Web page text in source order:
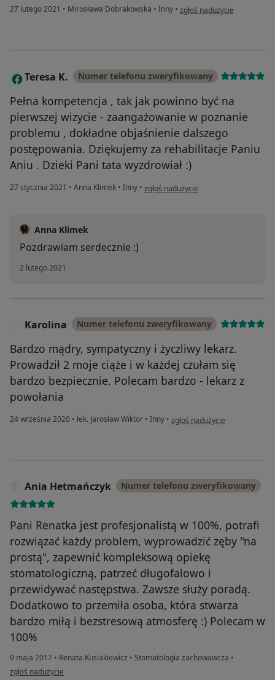
27 lutego 2021 • Mirosława Dobrakowska • Inny • w opinii użytkownika
zgłoś nadużycie
T Teresa K. Numer telefonu zweryfikowany
Pełna kompetencja , tak jak powinno być na
pierwszej wizycie - zaangażowanie w poznanie
problemu , dokładne objaśnienie dalszego
postępowania. Dziękujemy za rehabilitacje Paniu
Aniu . Dzieki Pani tata wyzdrowiał :)
27 stycznia 2021 • Anna Klimek • Inny • w opinii użytkownika Teresa K.
zgłoś nadużycie
Anna Klimek
Pozdrawiam serdecznie :)
2 lutego 2021
Karolina Numer telefonu zweryfikowany
Bardzo mądry, sympatyczny i życzliwy lekarz.
Prowadził 2 moje ciąże i w każdej czułam się
bardzo bezpiecznie. Polecam bardzo - lekarz z
powołania
24 września 2020 • lek. Jarosław Wiktor • Inny • w opinii użytkownika Karolina
zgłoś nadużycie
Ania Hetmańczyk Numer telefonu zweryfikowany
Pani Renatka jest profesjonalistą w 100%, potrafi
rozwiązać każdy problem, wyprowadzić zęby "na
prostą", zapewnić kompleksową opiekę
stomatologiczną, patrzeć długofalowo i
przewidywać następstwa. Zawsze służy poradą.
Dodatkowo to przemiła osoba, która stwarza
bardzo miłą i bezstresową atmosferę :) Polecam w
100%
9 maja 2017 • Renata Kusiakiewicz • Stomatologia zachowawcza •
w opinii użytkownika Ania Hetmańczyk
zgłoś nadużycie